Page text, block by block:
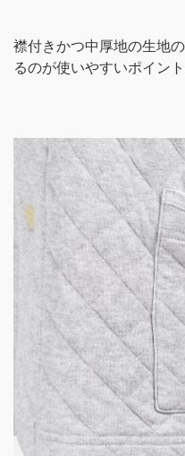
襟付きかつ中厚地の生地
るのが使いやすいポイン